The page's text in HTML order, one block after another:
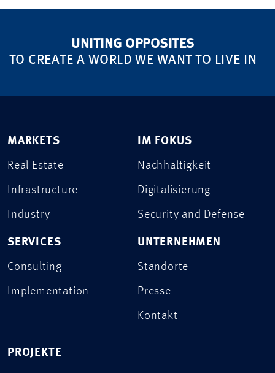
UNITING OPPOSITES
TO CREATE A WORLD WE WANT TO LIVE IN
MARKETS
Real Estate
Infrastructure
Industry
SERVICES
Consulting
Implementation
IM FOKUS
Nachhaltigkeit
Digitalisierung
Security and Defense
UNTERNEHMEN
Standorte
Presse
Kontakt
PROJEKTE